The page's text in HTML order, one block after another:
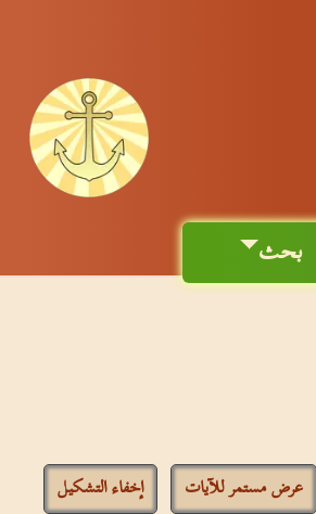
بحث
عرض مستمر للآيات إخفاء التشكيل